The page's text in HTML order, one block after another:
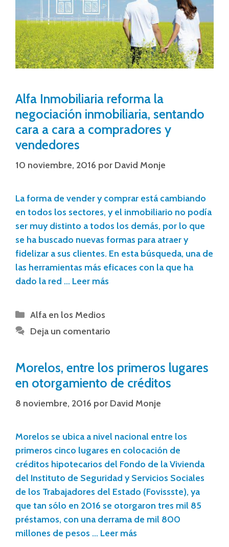
Alfa Inmobiliaria reforma la
negociación inmobiliaria, sentando
cara a cara a compradores y
vendedores
10 noviembre, 2016 por David Monje
La forma de vender y comprar está cambiando
en todos los sectores, y el inmobiliario no podía
ser muy distinto a todos los demás, por lo que
se ha buscado nuevas formas para atraer y
fidelizar a sus clientes. En esta búsqueda, una de
las herramientas más eficaces con la que ha
dado la red … Leer más
Alfa en los Medios
Deja un comentario
Morelos, entre los primeros lugares
en otorgamiento de créditos
8 noviembre, 2016 por David Monje
Morelos se ubica a nivel nacional entre los
primeros cinco lugares en colocación de
créditos hipotecarios del Fondo de la Vivienda
del Instituto de Seguridad y Servicios Sociales
de los Trabajadores del Estado (Fovissste), ya
que tan sólo en 2016 se otorgaron tres mil 85
préstamos, con una derrama de mil 800
millones de pesos … Leer más